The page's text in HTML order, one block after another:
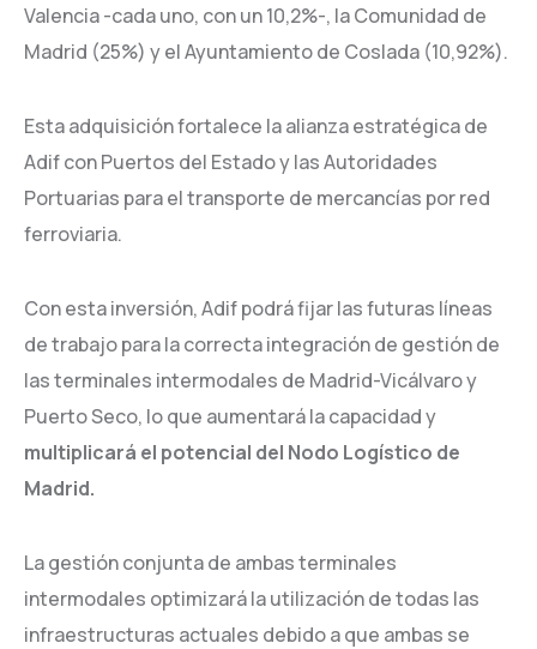
Valencia -cada uno, con un 10,2%-, la Comunidad de
Madrid (25%) y el Ayuntamiento de Coslada (10,92%).
Esta adquisición fortalece la alianza estratégica de
Adif con Puertos del Estado y las Autoridades
Portuarias para el transporte de mercancías por red
ferroviaria.
Con esta inversión, Adif podrá fijar las futuras líneas
de trabajo para la correcta integración de gestión de
las terminales intermodales de Madrid-Vicálvaro y
Puerto Seco, lo que aumentará la capacidad y
multiplicará el potencial del Nodo Logístico de
Madrid.
La gestión conjunta de ambas terminales
intermodales optimizará la utilización de todas las
infraestructuras actuales debido a que ambas se